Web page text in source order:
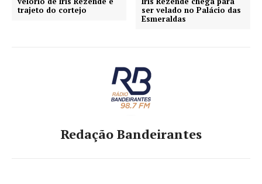
trajeto do cortejo
ser velado no Palácio das
Esmeraldas
Redação Bandeirantes